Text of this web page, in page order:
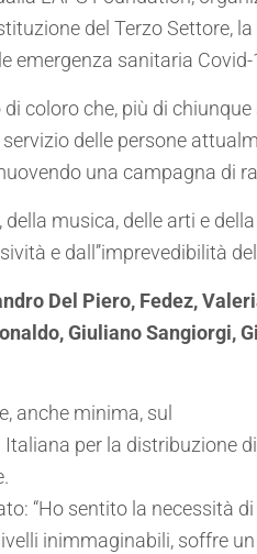
del Terzo Settore,
emergenza sanitaria Covid-
coloro che, più di
delle persone
una campagna di
musica, delle arti e
e dall’’imprevedibilità
Del Piero, Fedez,
Giuliano Sangiorgi,
anche minima, sul
per la distribuzione
“Ho sentito la necessità
inimmaginabili, soffre